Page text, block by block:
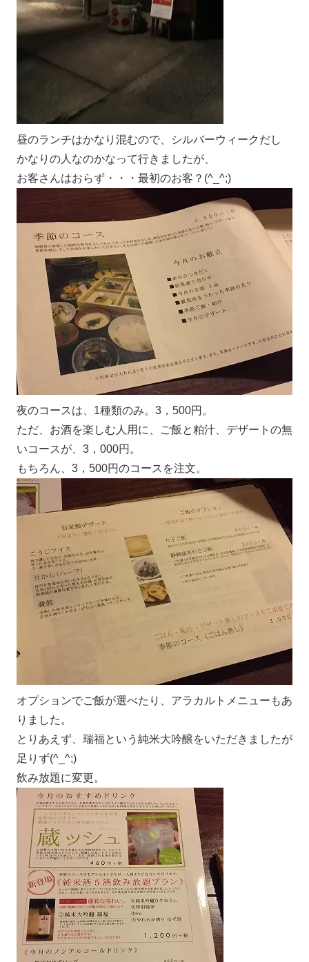
昼のランチはかなり混むので、シルバーウィークだし
かなりの人なのかなって行きましたが、
お客さんはおらず・・・最初のお客？(^_^;)
夜のコースは、1種類のみ。3，500円。
ただ、お酒を楽しむ人用に、ご飯と粕汁、デザートの無
いコースが、3，000円。
もちろん、3，500円のコースを注文。
オプションでご飯が選べたり、アラカルトメニューもあ
りました。
とりあえず、瑞福という純米大吟醸をいただきましたが
足りず(^_^;)
飲み放題に変更。